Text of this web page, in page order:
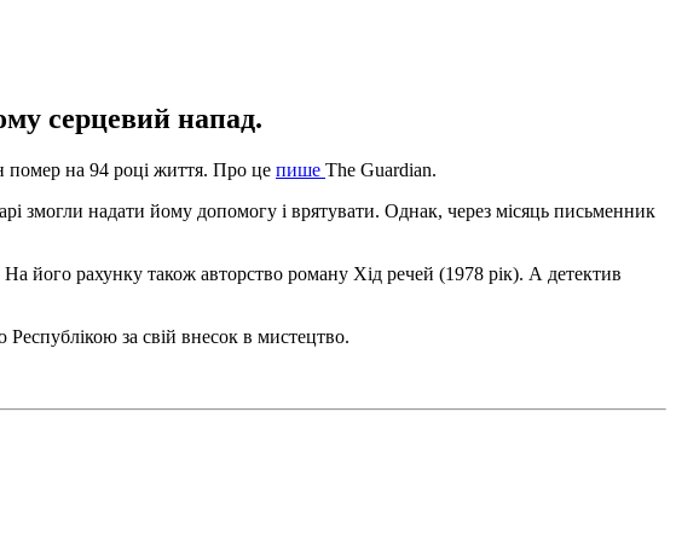
серцевий напад.
помер на 94 році життя. Про це пише The Guardian.
змогли надати йому допомогу і врятувати. Однак, через місяць письменник
На його рахунку також авторство роману Хід речей (1978 рік). А детектив
за свій внесок в мистецтво.